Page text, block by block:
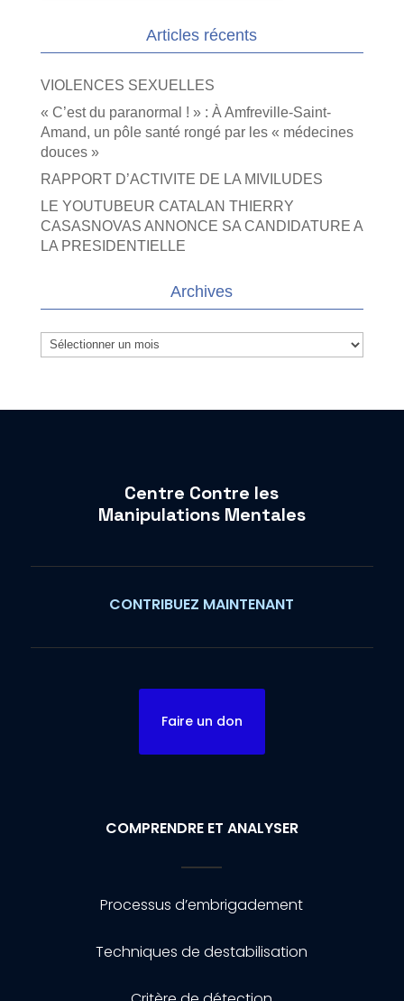
Articles récents
VIOLENCES SEXUELLES
« C’est du paranormal ! » : À Amfreville-Saint-
Amand, un pôle santé rongé par les « médecines
douces »
RAPPORT D’ACTIVITE DE LA MIVILUDES
LE YOUTUBEUR CATALAN THIERRY
CASASNOVAS ANNONCE SA CANDIDATURE A
LA PRESIDENTIELLE
Archives
Archives
Centre Contre les
Manipulations Mentales
CONTRIBUEZ MAINTENANT
Faire un don
COMPRENDRE ET ANALYSER
Processus d’embrigadement
Techniques de destabilisation